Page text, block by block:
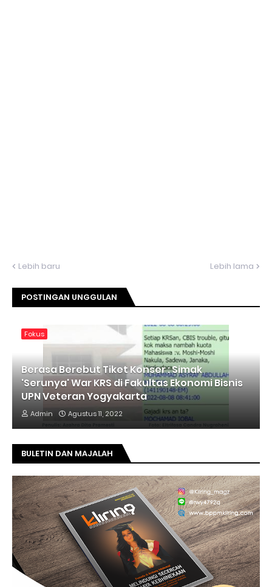
Lebih baru Lebih lama
POSTINGAN UNGGULAN
Fokus
Berasa Berebut Tiket Konser : Simak
'Serunya' War KRS di Fakultas Ekonomi Bisnis
UPN Veteran Yogyakarta
Admin Agustus 11, 2022
BULETIN DAN MAJALAH